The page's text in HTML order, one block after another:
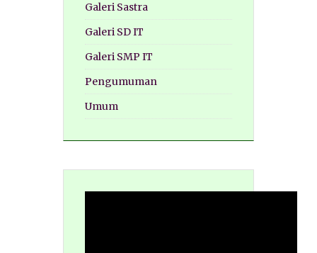
Galeri Sastra
Galeri SD IT
Galeri SMP IT
Pengumuman
Umum